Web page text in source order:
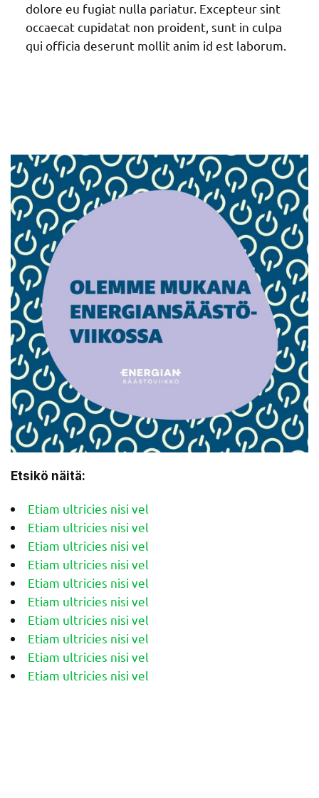
dolore eu fugiat nulla pariatur. Excepteur sint
occaecat cupidatat non proident, sunt in culpa
qui officia deserunt mollit anim id est laborum.
Etsikö näitä:
Etiam ultricies nisi vel
Etiam ultricies nisi vel
Etiam ultricies nisi vel
Etiam ultricies nisi vel
Etiam ultricies nisi vel
Etiam ultricies nisi vel
Etiam ultricies nisi vel
Etiam ultricies nisi vel
Etiam ultricies nisi vel
Etiam ultricies nisi vel